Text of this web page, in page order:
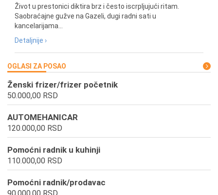
Život u prestonici diktira brz i često iscrpljujući ritam.
Saobraćajne gužve na Gazeli, dugi radni sati u
kancelarijama...
Detaljnije ›
OGLASI ZA POSAO
Ženski frizer/frizer početnik
50.000,00 RSD
AUTOMEHANICAR
120.000,00 RSD
Pomoćni radnik u kuhinji
110.000,00 RSD
Pomoćni radnik/prodavac